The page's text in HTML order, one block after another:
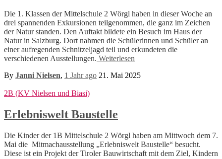
Die 1. Klassen der Mittelschule 2 Wörgl haben in dieser Woche an
drei spannenden Exkursionen teilgenommen, die ganz im Zeichen
der Natur standen. Den Auftakt bildete ein Besuch im Haus der
Natur in Salzburg. Dort nahmen die Schülerinnen und Schüler an
einer aufregenden Schnitzeljagd teil und erkundeten die
verschiedenen Ausstellungen. Weiterlesen
By Janni Nielsen, 1 Jahrago 21. Mai 2025
2B (KV Nielsen und Biasi)
Erlebniswelt Baustelle
Die Kinder der 1B Mittelschule 2 Wörgl haben am Mittwoch dem 7.
Mai die Mitmachausstellung „Erlebniswelt Baustelle“ besucht.
Diese ist ein Projekt der Tiroler Bauwirtschaft mit dem Ziel, Kindern